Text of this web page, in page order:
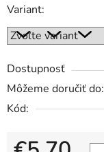
Variant:
Dostupnosť
Môžeme doručiť do:
Kód: